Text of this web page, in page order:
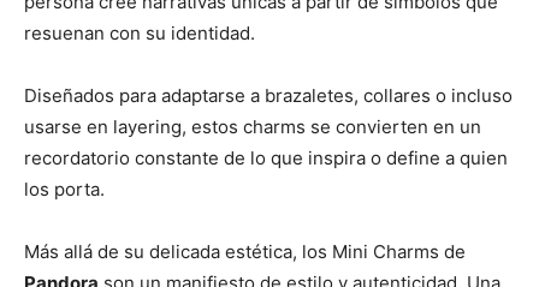
resuenan con su identidad.
Diseñados para adaptarse a brazaletes, collares o incluso
usarse en layering, estos charms se convierten en un
recordatorio constante de lo que inspira o define a quien
los porta.
Más allá de su delicada estética, los Mini Charms de